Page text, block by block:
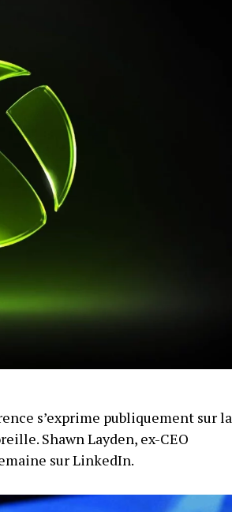
s’exprime publiquement sur la
Shawn Layden, ex-CEO
sur LinkedIn.